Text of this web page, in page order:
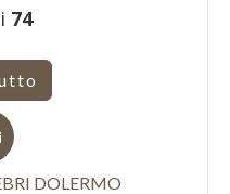
74
DOLERMO